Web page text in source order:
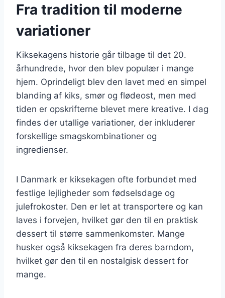
Fra tradition til moderne
variationer
Kiksekagens historie går tilbage til det 20.
århundrede, hvor den blev populær i mange
hjem. Oprindeligt blev den lavet med en simpel
blanding af kiks, smør og flødeost, men med
tiden er opskrifterne blevet mere kreative. I dag
findes der utallige variationer, der inkluderer
forskellige smagskombinationer og
ingredienser.
I Danmark er kiksekagen ofte forbundet med
festlige lejligheder som fødselsdage og
julefrokoster. Den er let at transportere og kan
laves i forvejen, hvilket gør den til en praktisk
dessert til større sammenkomster. Mange
husker også kiksekagen fra deres barndom,
hvilket gør den til en nostalgisk dessert for
mange.